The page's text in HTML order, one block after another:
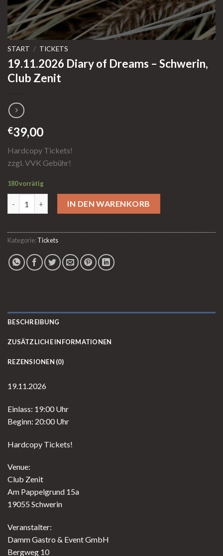
START / TICKETS
19.11.2026 Diary of Dreams – Schwerin,
Club Zenit
€39,00
Hardcopy Tickets!
zzgl. VVK Gebühr!
180 vorrätig
IN DEN WARENKORB
Kategorie: Tickets
BESCHREIBUNG
ZUSÄTZLICHE INFORMATIONEN
REZENSIONEN (0)
19.11.2026
Einlass: 19:00 Uhr
Beginn: 20:00 Uhr
Hardcopy Tickets!
Venue:
Club Zenit
Am Pappelgrund 15a
19055 Schwerin
Veranstalter:
Damm Gastro & Event GmbH
Bergweg 10